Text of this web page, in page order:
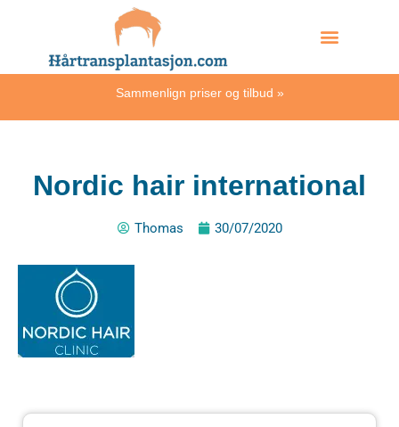
Sammenlign priser og tilbud »
Nordic hair international
Thomas 30/07/2020